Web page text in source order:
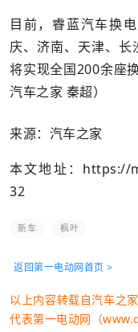
目前，睿蓝汽车换
庆、济南、天津、长
将实现全国200余座
汽车之家 秦超）
来源：汽车之家
本文地址： https://
32
新车 枫叶
返回第一电动网首页 >
以上内容转载自汽车之
代表第一电动网（